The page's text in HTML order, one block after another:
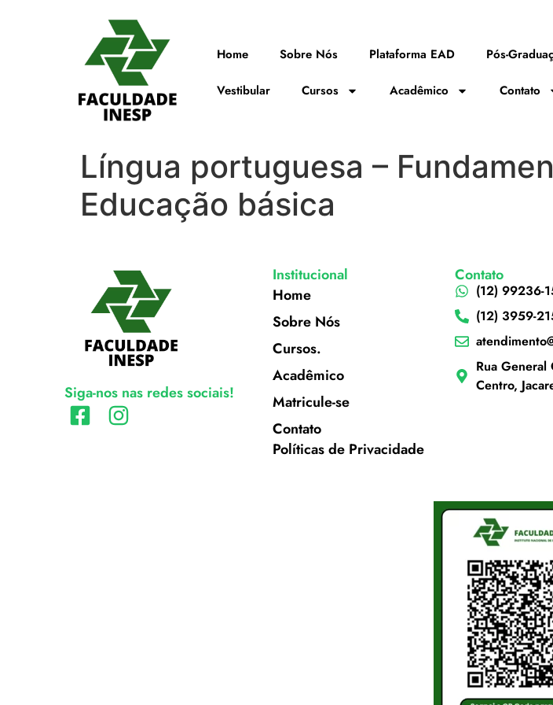
Home Sobre Nós Plataforma EAD Pós-
Vestibular Cursos Acadêmico Contato
Língua portuguesa –
Educação básica
Siga-nos nas redes sociais!
Institucional
Home
Sobre Nós
Cursos.
Acadêmico
Matricule-se
Contato
Políticas de Privacidade
Contato
(12) 99236-
(12) 3959-
Rua General
Centro,